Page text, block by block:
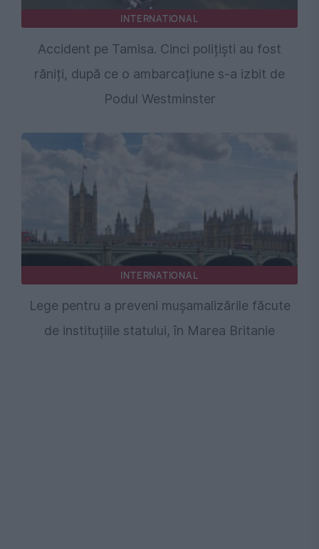
INTERNATIONAL
Accident pe Tamisa. Cinci polițiști au fost
răniți, după ce o ambarcațiune s-a izbit de
Podul Westminster
INTERNATIONAL
Lege pentru a preveni mușamalizările făcute
de instituțiile statului, în Marea Britanie